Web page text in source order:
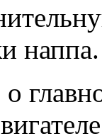
наппа.